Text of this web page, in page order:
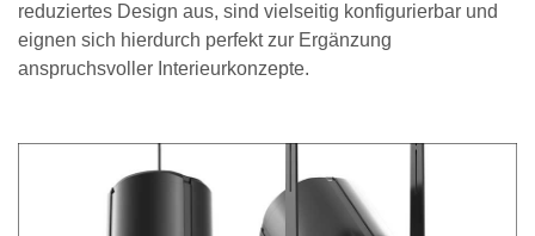
reduziertes Design aus, sind vielseitig konfigurierbar und
eignen sich hierdurch perfekt zur Ergänzung
anspruchsvoller Interieurkonzepte.